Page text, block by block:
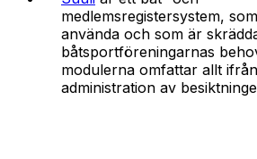
medlemsregistersystem,
använda och som är
båtsportföreningarnas
modulerna omfattar allt
administration av